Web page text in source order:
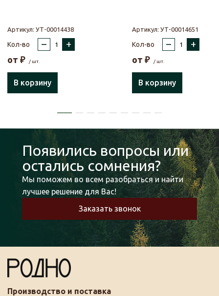
Артикул: УТ-00014438
Кол-во – +
от ₽ / шт.
В корзину
Артикул: УТ-00014651
Кол-во – +
от ₽ / шт.
В корзину
Появились вопросы или
остались сомнения?
Мы поможем во всем разобраться и найти
лучшее решение для Вас!
Заказать звонок
Производство и поставка